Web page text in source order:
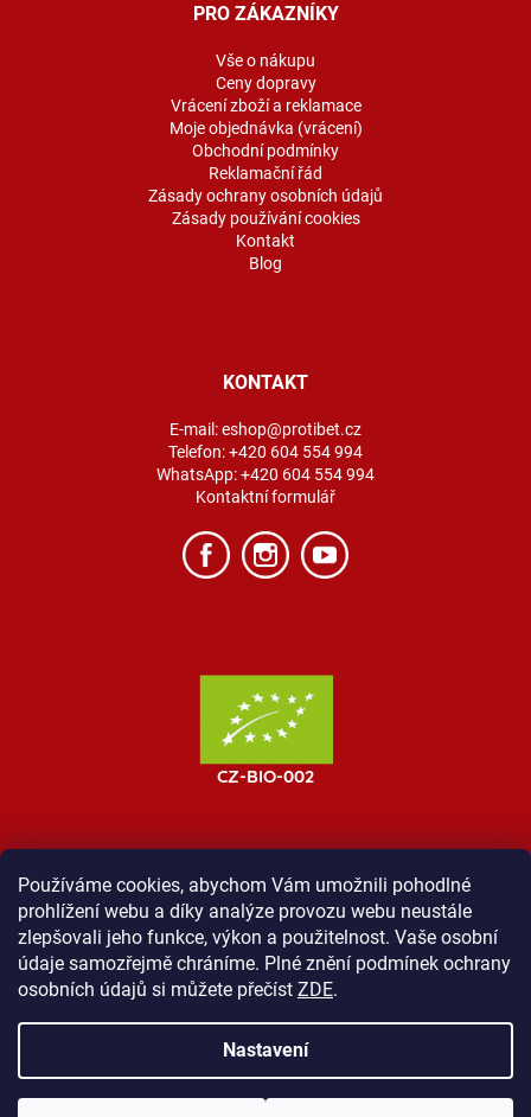
Používáme cookies, abychom Vám umožnili pohodlné
prohlížení webu a díky analýze provozu webu neustále
zlepšovali jeho funkce, výkon a použitelnost. Vaše osobní
údaje samozřejmě chráníme. Plné znění podmínek ochrany
osobních údajů si můžete přečíst ZDE.
Nastavení
PRO ZÁKAZNÍKY
Vše o nákupu
Ceny dopravy
Vrácení zboží a reklamace
Moje objednávka (vrácení)
Obchodní podmínky
Reklamační řád
Zásady ochrany osobních údajů
Zásady používání cookies
Kontakt
Blog
KONTAKT
E-mail:eshop@protibet.cz
Telefon:+420 604 554 994
WhatsApp:+420 604 554 994
Kontaktní formulář
MOST ProTibet Vše o nákupu
Obchodní podmínky
Zásady ochrany osobních údajů
Kontakt
Vytvořil Shoptet